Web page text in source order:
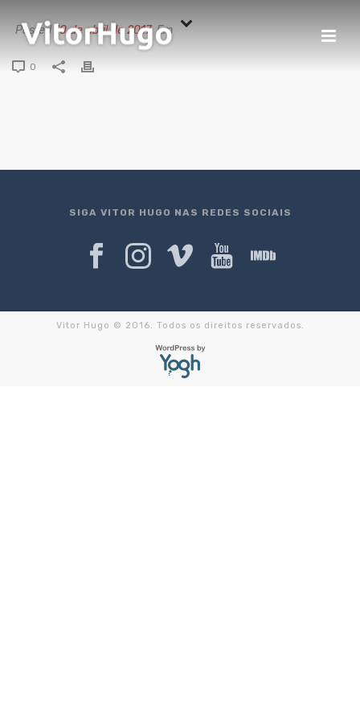
Posted 10 de abril de 2017 Em
0
SIGA VITOR HUGO NAS REDES SOCIAIS
Vitor Hugo © 2016. Todos os direitos reservados.